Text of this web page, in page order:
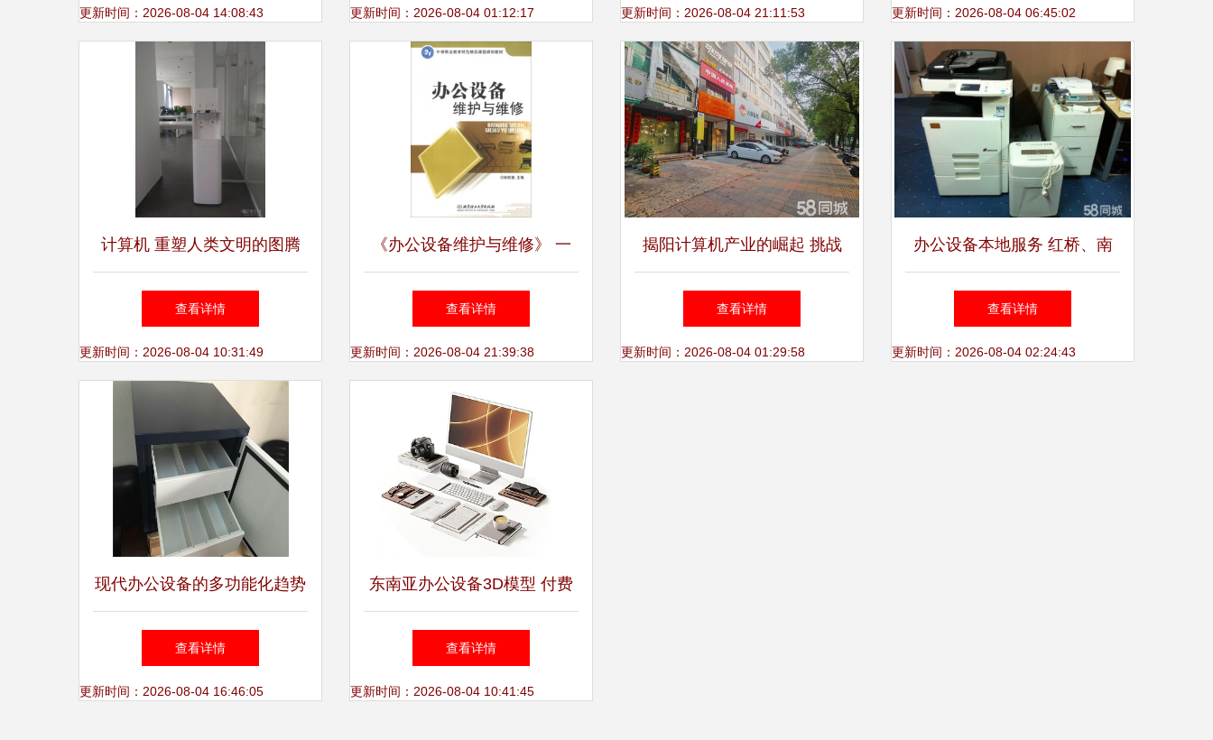
更新时间：2026-08-04 14:08:43 更新时间：2026-08-04 01:12:17 列表
更新时间：2026-08-04 21:11:53 更新时间：2026-08-04 06:45:02
计算机 重塑人类文明的图腾
查看详情
更新时间：2026-08-04 10:31:49
《办公设备维护与维修》 一
本连接技术与文化的实用读本
查看详情
更新时间：2026-08-04 21:39:38
揭阳计算机产业的崛起 挑战
与机遇并存
查看详情
更新时间：2026-08-04 01:29:58
办公设备本地服务 红桥、南
开、西青上门维修复印机与打
印机解决方案
查看详情
更新时间：2026-08-04 02:24:43
现代办公设备的多功能化趋势
与产品信息解析
查看详情
更新时间：2026-08-04 16:46:05
东南亚办公设备3D模型 付费
与免费的完美选择
查看详情
更新时间：2026-08-04 10:41:45